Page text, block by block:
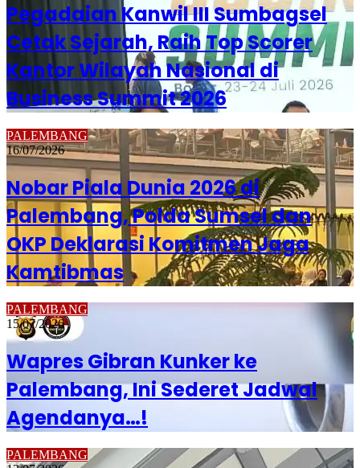
Pegadaian Kanwil III Sumbagsel
Cetak Sejarah, Raih Top Scorer
Kantor Wilayah Nasional di
Business Summit 2026
PALEMBANG
16/07/2026
Nobar Piala Dunia 2026 di
Palembang, Polda Sumsel dan
OKP Deklarasi Komitmen Jaga
Kamtibmas
PALEMBANG
15/07/2026
Wapres Gibran Kunker ke
Palembang, Ini Sederet Jadwal
Agendanya…!
PALEMBANG